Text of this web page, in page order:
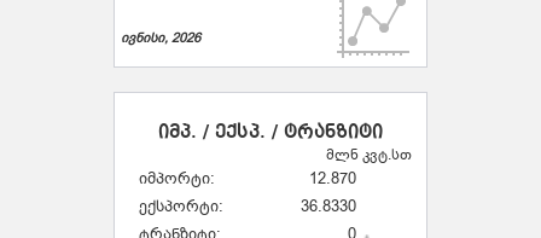
ივნისი, 2026
იმპ. / ექსპ. / ტრანზიტი
მლნ კვტ.სთ
იმპორტი:
12.870
ექსპორტი:
36.8330
ტრანზიტი:
0